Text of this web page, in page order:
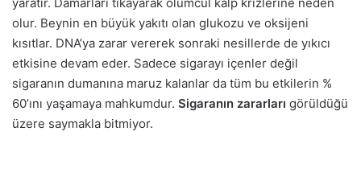
olur. Beynin en büyük yakıtı olan glukozu ve oksijeni
kısıtlar. DNA’ya zarar vererek sonraki nesillerde de yıkıcı
etkisine devam eder. Sadece sigarayı içenler değil
sigaranın dumanına maruz kalanlar da tüm bu etkilerin %
60’ını yaşamaya mahkumdur. Sigaranın zararları görüldüğü
üzere saymakla bitmiyor.